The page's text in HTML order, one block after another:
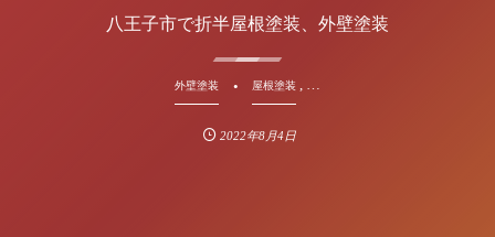
八王子市で折半屋根塗装、外壁塗装
外壁塗装 屋根塗装
2022年8月4日